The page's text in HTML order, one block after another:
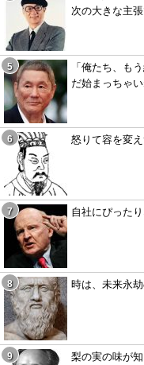
次の大きな主
「俺たち、も
だ始まっちゃ
怒りて容を変
自社にぴった
時は、未来永劫
梨の実の味が